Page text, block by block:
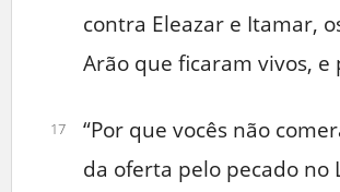
contra Eleazar e Itamar,
Arão que ficaram vivos, e
17
“Por que vocês não
da oferta pelo pecado no